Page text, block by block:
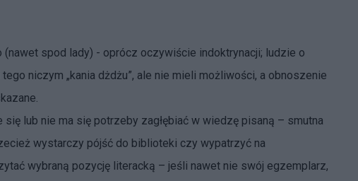
(nawet spod lady) - oprócz oczywiście indoktrynacji; ludzie o
niczym „kania dżdżu”, ale nie mieli możliwości, a obnoszenie
lub nie ma się potrzeby zagłębiać w wiedzę pisaną – smutna
wystarczy pójść do biblioteki czy wypatrzyć na
wybraną pozycję literacką – jeśli nawet nie swój egzemplarz,